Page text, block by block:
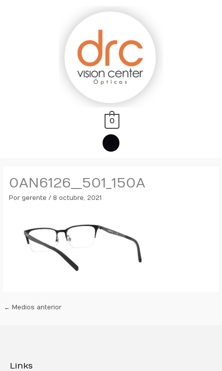
MENÚ
PRINCIPAL
0
0AN6126__501_150A
Por gerente/ 8 octubre, 2021
← Medios anterior
Links